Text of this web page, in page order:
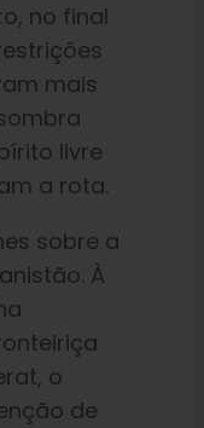
no final
mais
livre
a rota.
sobre a
À
o
de